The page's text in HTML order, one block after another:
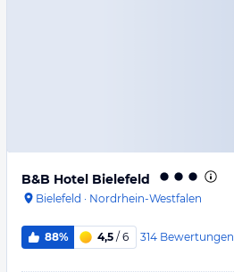
B&B Hotel Bielefeld
Bielefeld · Nordrhein-Westfalen
88% 4,5 / 6 314 Bewertungen